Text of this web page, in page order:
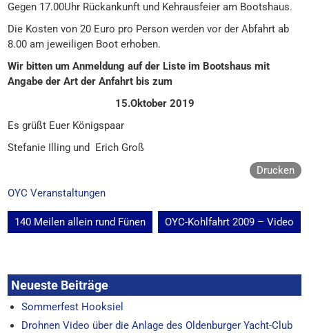
Gegen 17.00Uhr Rückankunft und Kehrausfeier am Bootshaus.
Die Kosten von 20 Euro pro Person werden vor der Abfahrt ab
8.00 am jeweiligen Boot erhoben.
Wir bitten um Anmeldung auf der Liste im Bootshaus mit
Angabe der Art der Anfahrt bis zum
15.Oktober 2019
Es grüßt Euer Königspaar
Stefanie Illing und Erich Groß
Drucken
OYC Veranstaltungen
Beitragsnavigation
140 Meilen allein rund Fünen OYC-Kohlfahrt 2009 – Video
Neueste Beiträge
Sommerfest Hooksiel
Drohnen Video über die Anlage des Oldenburger Yacht-Club